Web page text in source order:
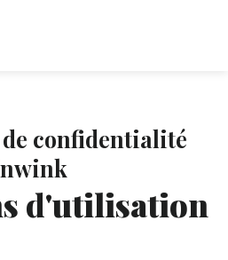
confidentialité
d'utilisation